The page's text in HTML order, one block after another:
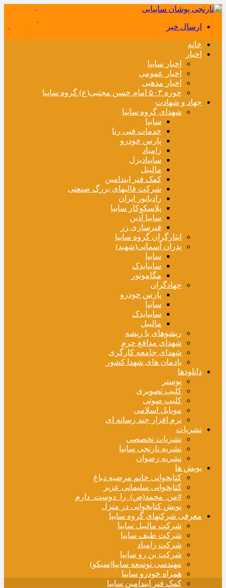
ارسال خبر
خانه
اخبار
اخبار سایپا
اخبار عمومی
اخبار مذهبی
حوزه ۵۰۳ امام حسن مجتبی(ع) گروه سایپا
جهاد و شهادت
شهدای گروه سایپا
سایپا
خدمات فنی رنا
پارس خودرو
زامیاد
سایپادیزل
مالیبل
کمک فنر ایندامین
شرکت قالبهای بزرگ صنعتی
رادیاتور ایران
پلاسکوکار سایپا
سایپا آذین
فنرسازی زر
ایثارگران گروه سایپا
پدران آسمانی(شهید)
سایپا
سایپایدک
مگاموتور
جهادگران
پارس خودرو
سایپا
سایپایدک
مالیبل
ریشوهای با ریشه
شهدای مدافع حرم
شهدای جامعه کارگری
یادمان های شهدا کشور
دانلودها
پوستر
کلیپ تصویری
کلیپ صوتی
موبایل اسلامی
نرم افزار چند رسانه ای
نشریات
نشریات تخصصی
نشریه نارنجی سایپا
نشریه رضوان
پویش ها
کتابخوانی خانم مرضیه دباغ
کتابخوانی سلیمانی عزیز
#من_محمد(ص)_را_دوست_دارم
پویش کتابخوانی در منزل
معرفی شرکتهای گروه سایپا
شرکت مالیبل سایپا
شرکت طیف سایپا
شرکت زامیاد
شرکت بن رو سایپا
مهندسی توسعه سایپا(سیکو)
همراه خودرو سایپا
کمک فنر ایندامین سایپا